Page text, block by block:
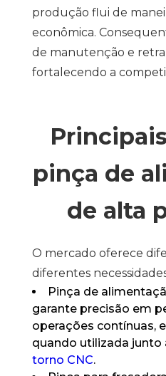
produção flui de
econômica.
de manutenção e
fortalecendo a
pinça de
de alta
O mercado oferece
diferentes
Pinça de
garante precisão em
operações contínuas,
quando utilizada junto
torno CNC.